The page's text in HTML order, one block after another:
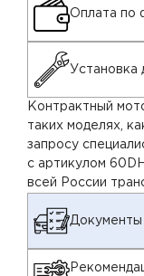
Оплата по
Установка
Контрактный
таких моделях,
запросу
с артикулом
всей России
Документы